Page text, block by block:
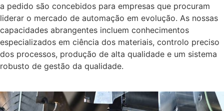
a pedido são concebidos para empresas que procuram
liderar o mercado de automação em evolução. As nossas
capacidades abrangentes incluem conhecimentos
especializados em ciência dos materiais, controlo preciso
dos processos, produção de alta qualidade e um sistema
robusto de gestão da qualidade.